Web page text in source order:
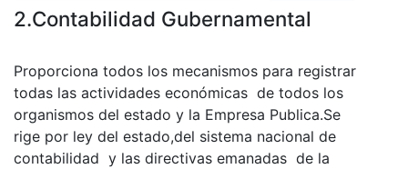
2.Contabilidad Gubernamental
Proporciona todos los mecanismos para registrar
todas las actividades económicas de todos los
organismos del estado y la Empresa Publica.Se
rige por ley del estado,del sistema nacional de
contabilidad y las directivas emanadas de la